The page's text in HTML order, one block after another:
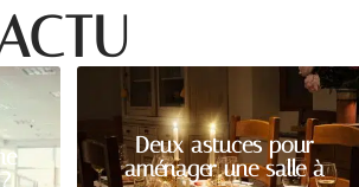
Deux astuces pour
aménager une salle à